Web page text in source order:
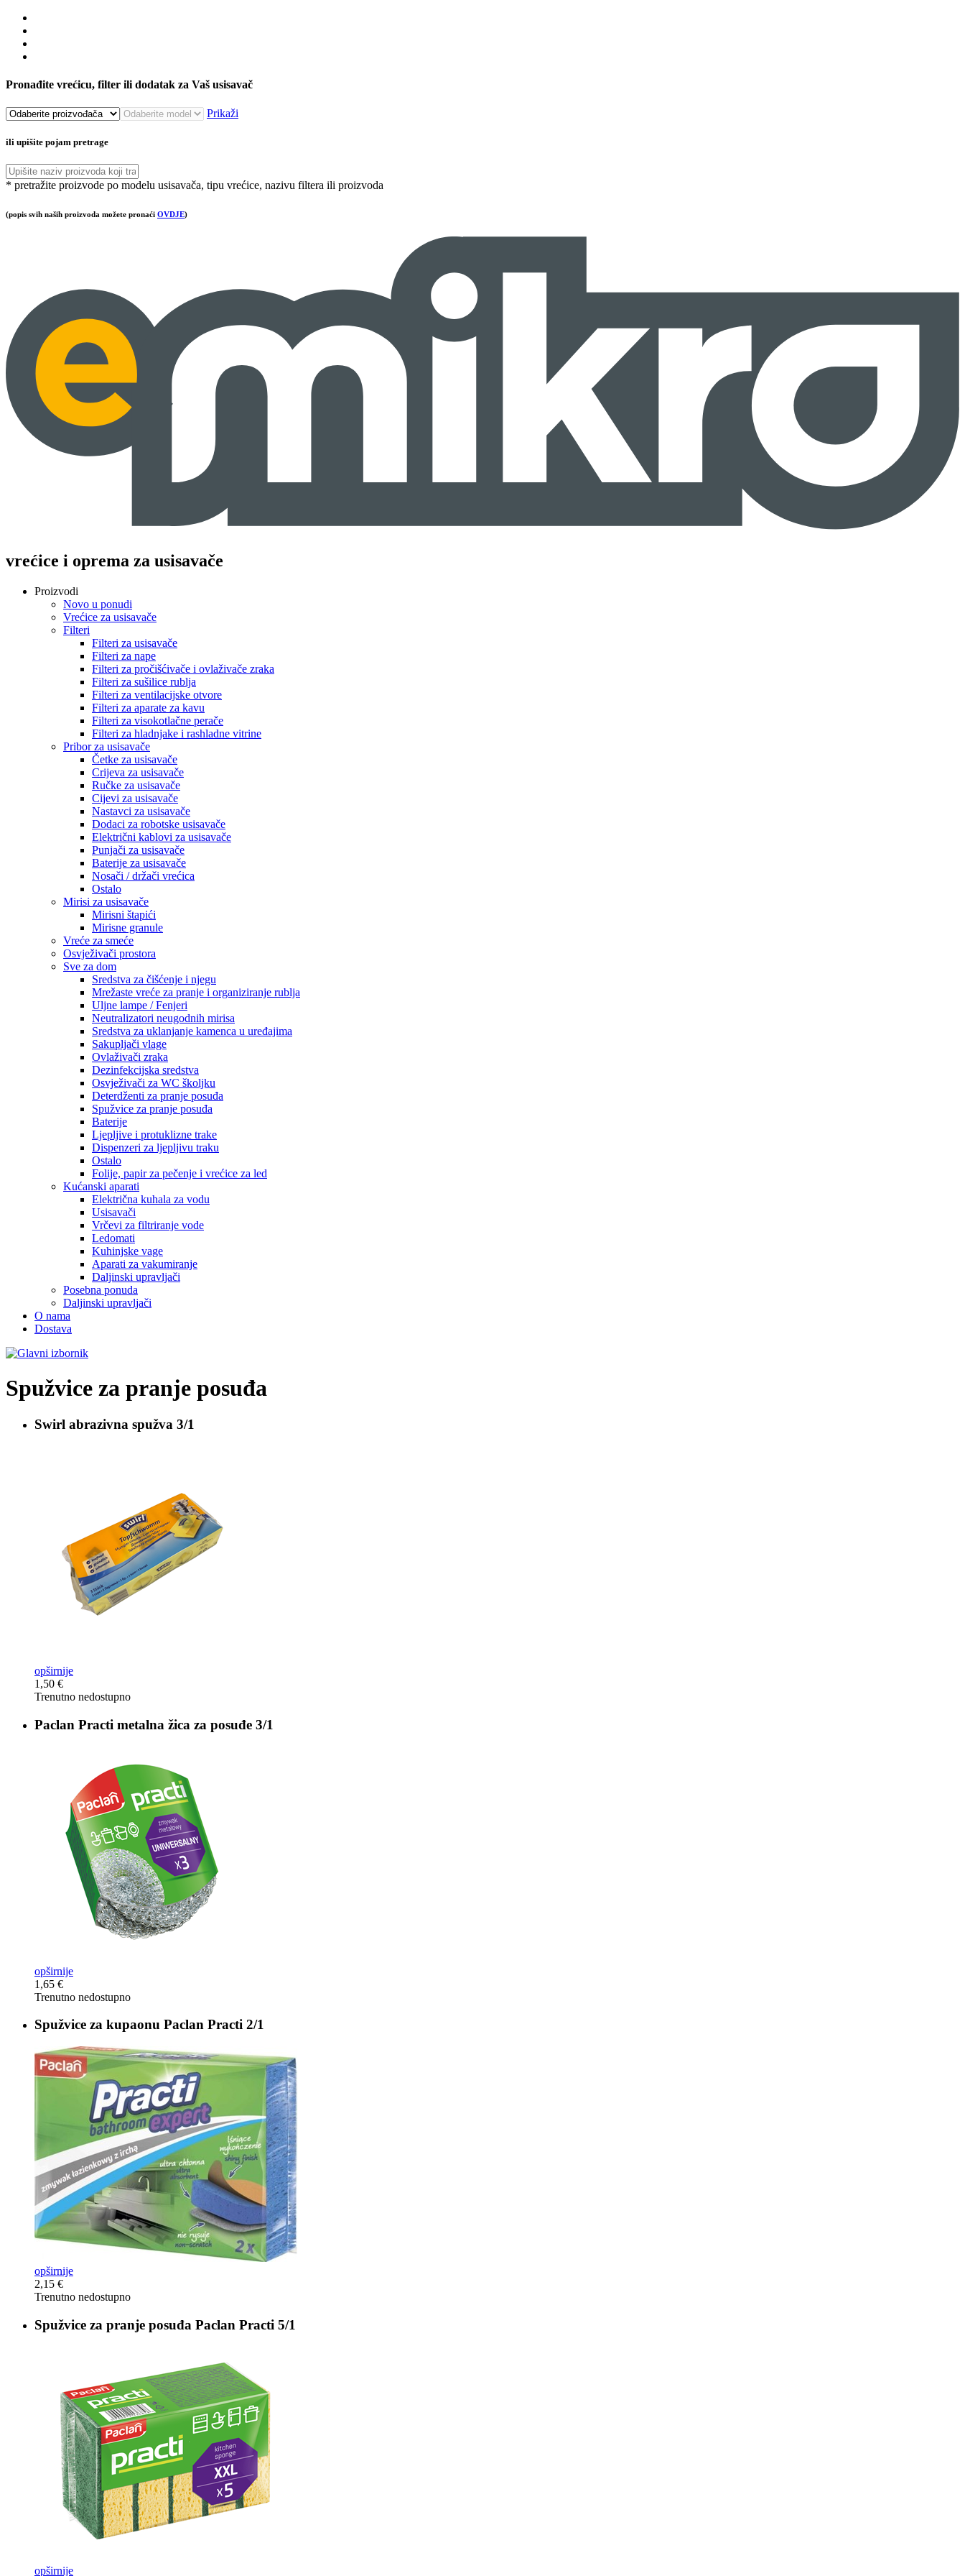
Pronađite vrećicu, filter ili dodatak za Vaš usisavač
Prikaži
ili upišite pojam pretrage
* pretražite proizvode po modelu usisavača, tipu vrećice, nazivu filtera ili proizvoda
(popis svih naših proizvoda možete pronaći OVDJE)
vrećice i oprema za usisavače
Proizvodi
Novo u ponudi
Vrećice za usisavače
Filteri
Filteri za usisavače
Filteri za nape
Filteri za pročišćivače i ovlaživače zraka
Filteri za sušilice rublja
Filteri za ventilacijske otvore
Filteri za aparate za kavu
Filteri za visokotlačne perače
Filteri za hladnjake i rashladne vitrine
Pribor za usisavače
Četke za usisavače
Crijeva za usisavače
Ručke za usisavače
Cijevi za usisavače
Nastavci za usisavače
Dodaci za robotske usisavače
Električni kablovi za usisavače
Punjači za usisavače
Baterije za usisavače
Nosači / držači vrećica
Ostalo
Mirisi za usisavače
Mirisni štapići
Mirisne granule
Vreće za smeće
Osvježivači prostora
Sve za dom
Sredstva za čišćenje i njegu
Mrežaste vreće za pranje i organiziranje rublja
Uljne lampe / Fenjeri
Neutralizatori neugodnih mirisa
Sredstva za uklanjanje kamenca u uređajima
Sakupljači vlage
Ovlaživači zraka
Dezinfekcijska sredstva
Osvježivači za WC školjku
Deterdženti za pranje posuđa
Spužvice za pranje posuđa
Baterije
Ljepljive i protuklizne trake
Dispenzeri za ljepljivu traku
Ostalo
Folije, papir za pečenje i vrećice za led
Kućanski aparati
Električna kuhala za vodu
Usisavači
Vrčevi za filtriranje vode
Ledomati
Kuhinjske vage
Aparati za vakumiranje
Daljinski upravljači
Posebna ponuda
Daljinski upravljači
O nama
Dostava
Spužvice za pranje posuđa
Swirl abrazivna spužva 3/1
opširnije
1,50 €
Trenutno nedostupno
Paclan Practi metalna žica za posuđe 3/1
opširnije
1,65 €
Trenutno nedostupno
Spužvice za kupaonu Paclan Practi 2/1
opširnije
2,15 €
Trenutno nedostupno
Spužvice za pranje posuđa Paclan Practi 5/1
opširnije